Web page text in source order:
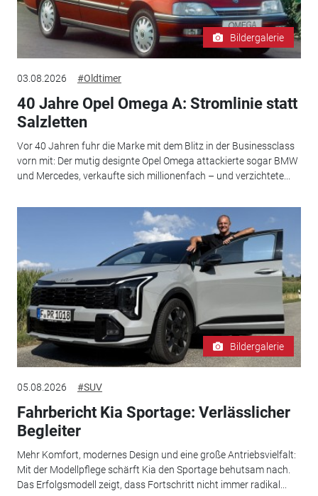
Bildergalerie
03.08.2026 #Oldtimer
40 Jahre Opel Omega A: Stromlinie statt
Salzletten
Vor 40 Jahren fuhr die Marke mit dem Blitz in der Businessclass
vorn mit: Der mutig designte Opel Omega attackierte sogar BMW
und Mercedes, verkaufte sich millionenfach – und verzichtete...
Bildergalerie
05.08.2026 #SUV
Fahrbericht Kia Sportage: Verlässlicher
Begleiter
Mehr Komfort, modernes Design und eine große Antriebsvielfalt:
Mit der Modellpflege schärft Kia den Sportage behutsam nach.
Das Erfolgsmodell zeigt, dass Fortschritt nicht immer radikal...